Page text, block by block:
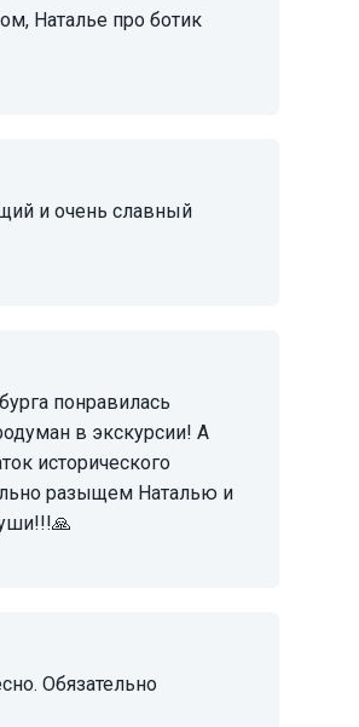
в экскурсии! А
исторического
разыщем Наталью и